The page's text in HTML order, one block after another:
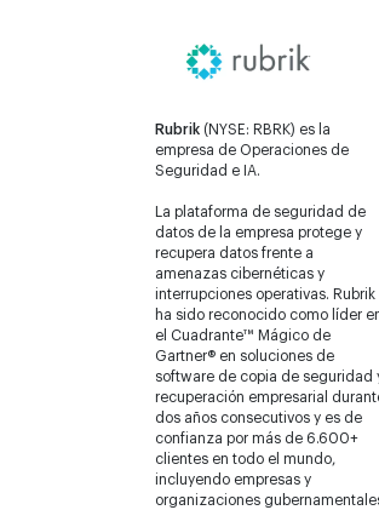
Rubrik (NYSE: RBRK) es la
empresa de Operaciones de
Seguridad e IA.
La plataforma de seguridad de
datos de la empresa protege y
recupera datos frente a
amenazas cibernéticas y
interrupciones operativas. Rubrik
ha sido reconocido como líder
el Cuadrante™ Mágico de
Gartner® en soluciones de
software de copia de seguridad
recuperación empresarial
dos años consecutivos y es de
confianza por más de 6.600+
clientes en todo el mundo,
incluyendo empresas y
organizaciones